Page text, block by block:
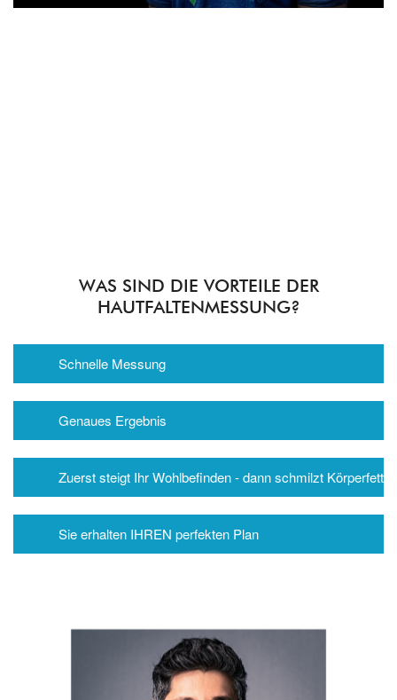
WAS SIND DIE VORTEILE DER
HAUTFALTENMESSUNG?
Schnelle Messung
Genaues Ergebnis
Zuerst steigt Ihr Wohlbefinden - dann schmilzt Körperfett
Sie erhalten IHREN perfekten Plan